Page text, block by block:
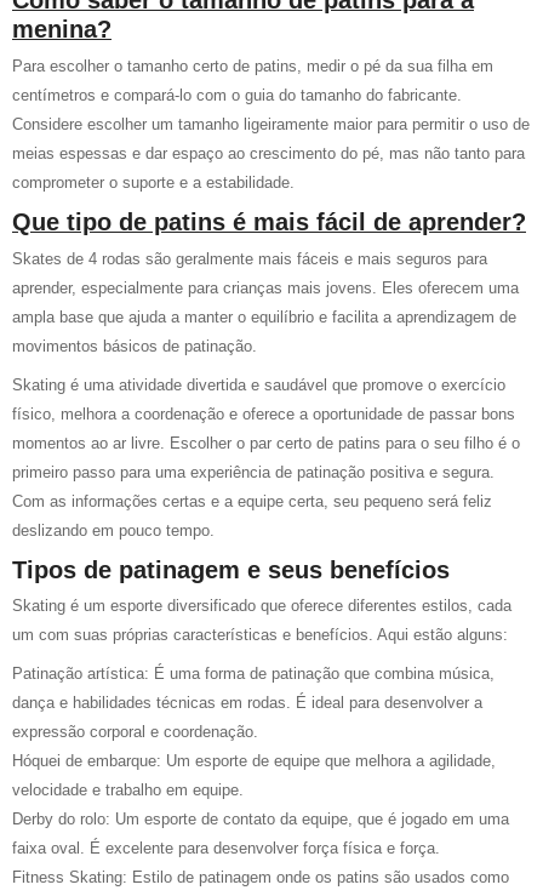
menina?
Para escolher o tamanho certo de patins, medir o pé da sua filha em
centímetros e compará-lo com o guia do tamanho do fabricante.
Considere escolher um tamanho ligeiramente maior para permitir o uso de
meias espessas e dar espaço ao crescimento do pé, mas não tanto para
comprometer o suporte e a estabilidade.
Que tipo de patins é mais fácil de aprender?
Skates de 4 rodas são geralmente mais fáceis e mais seguros para
aprender, especialmente para crianças mais jovens. Eles oferecem uma
ampla base que ajuda a manter o equilíbrio e facilita a aprendizagem de
movimentos básicos de patinação.
Skating é uma atividade divertida e saudável que promove o exercício
físico, melhora a coordenação e oferece a oportunidade de passar bons
momentos ao ar livre. Escolher o par certo de patins para o seu filho é o
primeiro passo para uma experiência de patinação positiva e segura.
Com as informações certas e a equipe certa, seu pequeno será feliz
deslizando em pouco tempo.
Tipos de patinagem e seus benefícios
Skating é um esporte diversificado que oferece diferentes estilos, cada
um com suas próprias características e benefícios. Aqui estão alguns:
Patinação artística: É uma forma de patinação que combina música,
dança e habilidades técnicas em rodas. É ideal para desenvolver a
expressão corporal e coordenação.
Hóquei de embarque: Um esporte de equipe que melhora a agilidade,
velocidade e trabalho em equipe.
Derby do rolo: Um esporte de contato da equipe, que é jogado em uma
faixa oval. É excelente para desenvolver força física e força.
Fitness Skating: Estilo de patinagem onde os patins são usados como